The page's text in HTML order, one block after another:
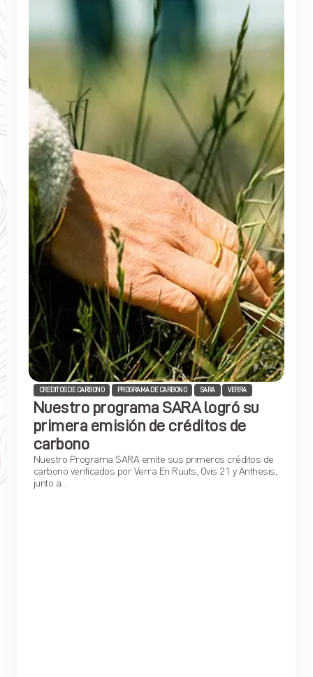
CREDITOS DE CARBONO PROGRAMA DE CARBONO SARA VERRA
Nuestro programa SARA logró su
primera emisión de créditos de
carbono
Nuestro Programa SARA emite sus primeros créditos de
carbono verificados por Verra En Ruuts, Ovis 21 y Anthesis,
junto a...